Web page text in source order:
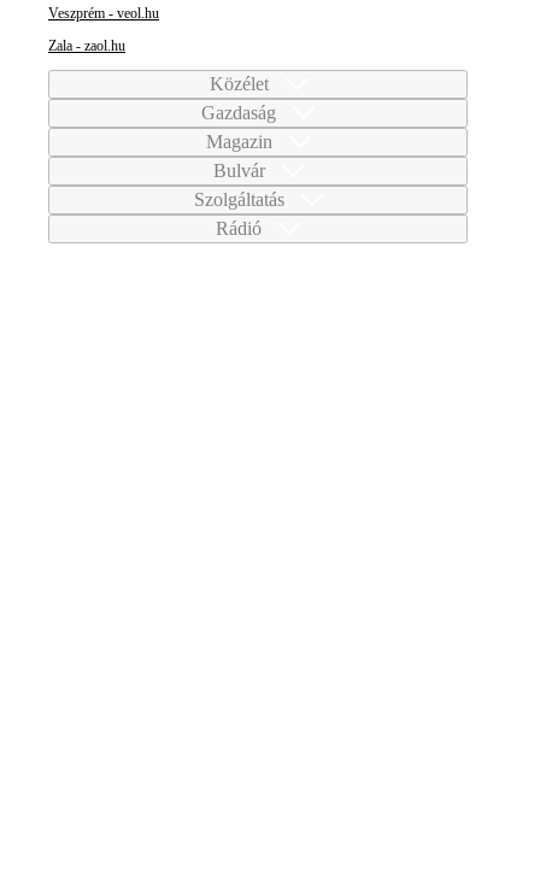
Veszprém - veol.hu
Zala - zaol.hu
Közélet
Gazdaság
Magazin
Bulvár
Szolgáltatás
Rádió